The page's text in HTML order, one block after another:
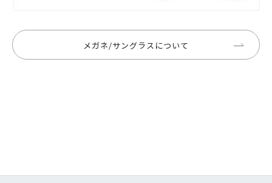
メガネ/サングラスについて